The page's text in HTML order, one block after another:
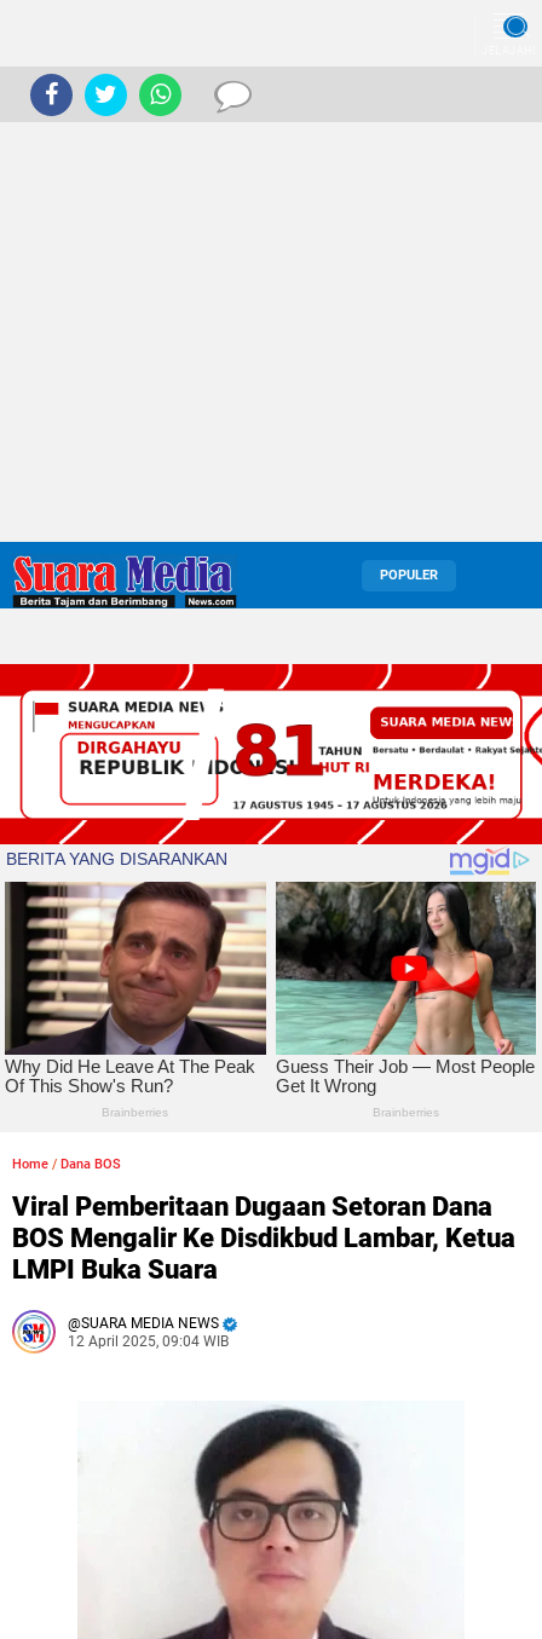
POPULER
Home / Dana BOS
Viral Pemberitaan Dugaan Setoran Dana
BOS Mengalir Ke Disdikbud Lambar, Ketua
LMPI Buka Suara
SUARA MEDIA NEWS
12 April 2025, 09:04 WIB